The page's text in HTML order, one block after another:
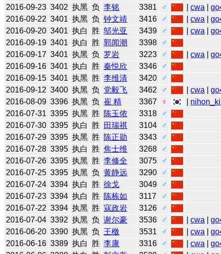
2016-09-23 3402 执黑 负 李铭 3381 ♂ |cwa |
2016-09-22 3401 执黑 负 钟文靖 3416 ♂ |cwa |
2016-09-20 3401 执白 胜 邬光亚 3439 ♂ |cwa |
2016-09-19 3401 执白 胜 郭闻潮 3398
♂
2016-09-17 3401 执黑 负 罗岩 3223 ♂ |cwa |
2016-09-16 3401 执白 胜 秦悦欣 3346
♂
2016-09-15 3401 执黑 胜 李维清 3420
♂
2016-09-12 3400 执黑 负 党毅飞 3462 ♂ |cwa |
2016-08-09 3396 执黑 负 崔 精 3367 ♀
2016-07-31 3395 执黑 胜 陈玉侬 3318
♂
2016-07-30 3395 执白 胜 田瑞祺 3104
♂
2016-07-29 3395 执黑 胜 陈正勋 3343
♂
2016-07-28 3395 执白 胜 焦士维 3268
♂
2016-07-26 3395 执黑 胜 李修全 3075
♂
2016-07-25 3395 执黑 负 黄静远 3290
♂
2016-07-24 3394 执白 胜 徐戈 3049
♂
2016-07-23 3394 执白 胜 陈栋如 3117
♂
2016-07-22 3394 执黑 胜 寇政岩 3126
♂
2016-07-04 3392 执黑 负 谢尔豪 3536 ♂ |cwa |
2016-06-20 3390 执黑 负 王檄 3531 ♂ |cwa |
2016-06-16 3389 执白 胜 李康 3316 ♂ |cwa |